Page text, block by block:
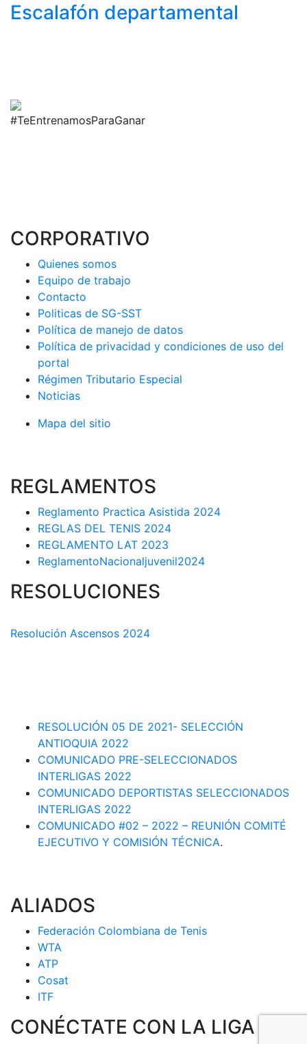
Escalafón departamental
#TeEntrenamosParaGanar
CORPORATIVO
Quienes somos
Equipo de trabajo
Contacto
Politicas de SG-SST
Política de manejo de datos
Política de privacidad y condiciones de uso del
portal
Régimen Tributario Especial
Noticias
Mapa del sitio
REGLAMENTOS
Reglamento Practica Asistida 2024
REGLAS DEL TENIS 2024
REGLAMENTO LAT 2023
ReglamentoNacionaljuvenil2024
RESOLUCIONES
Resolución Ascensos 2024
RESOLUCIÓN 05 DE 2021- SELECCIÓN
ANTIOQUIA 2022
COMUNICADO PRE-SELECCIONADOS
INTERLIGAS 2022
COMUNICADO DEPORTISTAS SELECCIONADOS
INTERLIGAS 2022
COMUNICADO #02 – 2022 – REUNIÓN COMITÉ
EJECUTIVO Y COMISIÓN TÉCNICA.
ALIADOS
Federación Colombiana de Tenis
WTA
ATP
Cosat
ITF
CONÉCTATE CON LA LIGA